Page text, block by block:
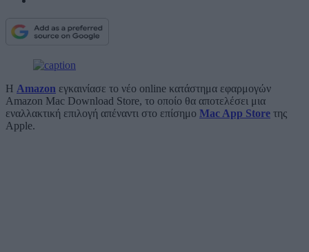
Η Amazon εγκαινίασε το νέο online κατάστημα εφαρμογών
Amazon Mac Download Store, το οποίο θα αποτελέσει μια
εναλλακτική επιλογή απέναντι στο επίσημο Mac App Store της
Apple.